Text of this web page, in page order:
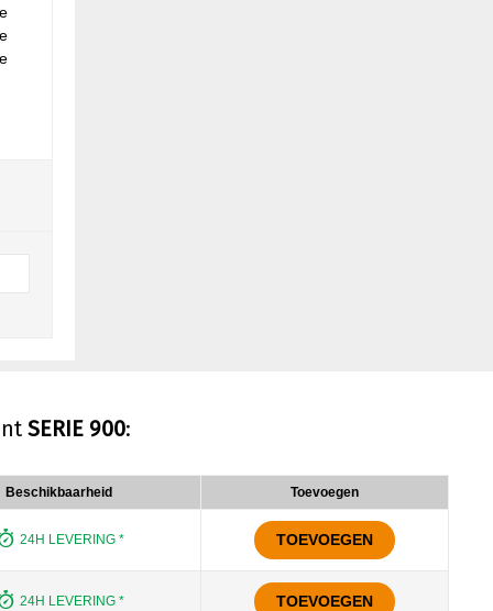
SERIE 900:
Beschikbaarheid Toevoegen
24H LEVERING * TOEVOEGEN
24H LEVERING * TOEVOEGEN